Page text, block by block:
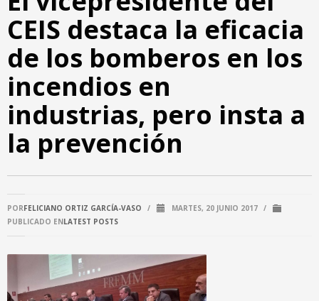
CEIS destaca la eficacia
de los bomberos en los
incendios en
industrias, pero insta a
la prevención
PORFELICIANO ORTIZ GARCÍA-VASO / MARTES, 20 JUNIO 2017 /
PUBLICADO ENLATEST POSTS